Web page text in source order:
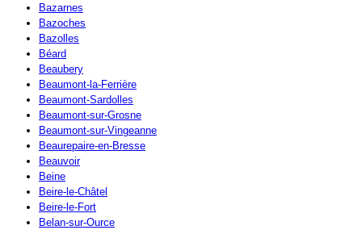
Bazarnes
Bazoches
Bazolles
Béard
Beaubery
Beaumont-la-Ferrière
Beaumont-Sardolles
Beaumont-sur-Grosne
Beaumont-sur-Vingeanne
Beaurepaire-en-Bresse
Beauvoir
Beine
Beire-le-Châtel
Beire-le-Fort
Belan-sur-Ource